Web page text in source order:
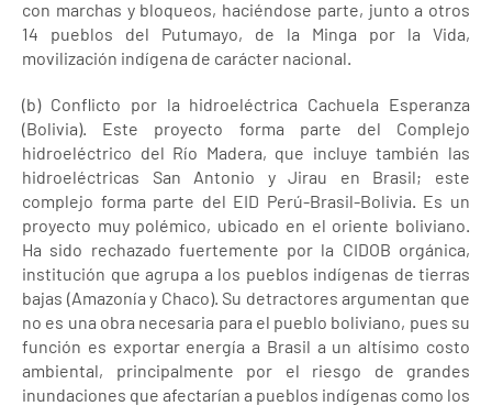
con marchas y bloqueos, haciéndose parte, junto a otros
14 pueblos del Putumayo, de la Minga por la Vida,
movilización indígena de carácter nacional.
(b) Conflicto por la hidroeléctrica Cachuela Esperanza
(Bolivia). Este proyecto forma parte del Complejo
hidroeléctrico del Río Madera, que incluye también las
hidroeléctricas San Antonio y Jirau en Brasil; este
complejo forma parte del EID Perú-Brasil-Bolivia. Es un
proyecto muy polémico, ubicado en el oriente boliviano.
Ha sido rechazado fuertemente por la CIDOB orgánica,
institución que agrupa a los pueblos indígenas de tierras
bajas (Amazonía y Chaco). Su detractores argumentan que
no es una obra necesaria para el pueblo boliviano, pues su
función es exportar energía a Brasil a un altísimo costo
ambiental, principalmente por el riesgo de grandes
inundaciones que afectarían a pueblos indígenas como los